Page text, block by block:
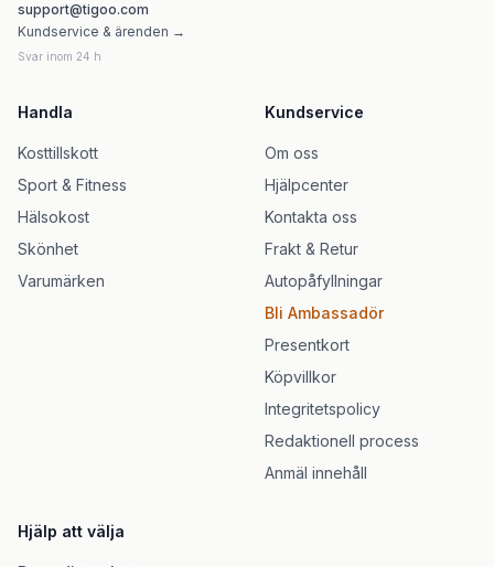
support@tigoo.com
Kundservice & ärenden →
Svar inom 24 h
Handla
Kosttillskott
Sport & Fitness
Hälsokost
Skönhet
Varumärken
Kundservice
Om oss
Hjälpcenter
Kontakta oss
Frakt & Retur
Autopåfyllningar
Bli Ambassadör
Presentkort
Köpvillkor
Integritetspolicy
Redaktionell process
Anmäl innehåll
Hjälp att välja